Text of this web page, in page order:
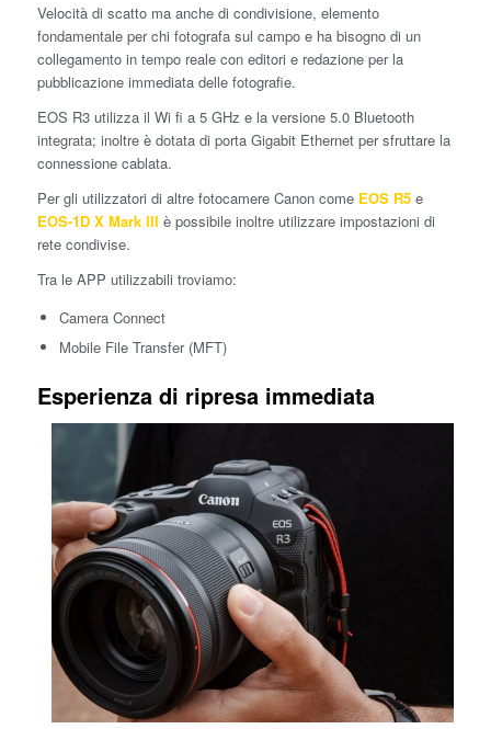
Velocità di scatto ma anche di condivisione, elemento
fondamentale per chi fotografa sul campo e ha bisogno di un
collegamento in tempo reale con editori e redazione per la
pubblicazione immediata delle fotografie.
EOS R3 utilizza il Wi fi a 5 GHz e la versione 5.0 Bluetooth
integrata; inoltre è dotata di porta Gigabit Ethernet per sfruttare la
connessione cablata.
Per gli utilizzatori di altre fotocamere Canon come EOS R5e
EOS-1D X Mark III è possibile inoltre utilizzare impostazioni di
rete condivise.
Tra le APP utilizzabili troviamo:
Camera Connect
Mobile File Transfer (MFT)
Esperienza di ripresa immediata